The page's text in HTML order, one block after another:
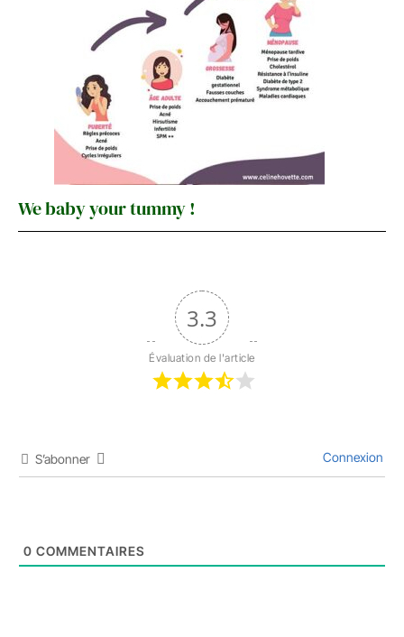
We baby your tummy !
3.3
Évaluation de l'article
S’abonner Connexion
0 COMMENTAIRES